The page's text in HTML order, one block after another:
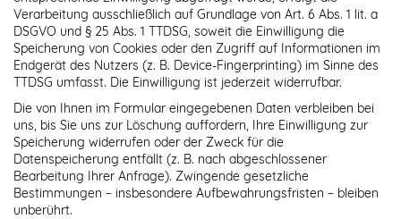
Verarbeitung ausschließlich auf Grundlage von Art. 6 Abs. 1 lit. a
DSGVO und § 25 Abs. 1 TTDSG, soweit die Einwilligung die
Speicherung von Cookies oder den Zugriff auf Informationen im
Endgerät des Nutzers (z. B. Device-Fingerprinting) im Sinne des
TTDSG umfasst. Die Einwilligung ist jederzeit widerrufbar.
Die von Ihnen im Formular eingegebenen Daten verbleiben bei
uns, bis Sie uns zur Löschung auffordern, Ihre Einwilligung zur
Speicherung widerrufen oder der Zweck für die
Datenspeicherung entfällt (z. B. nach abgeschlossener
Bearbeitung Ihrer Anfrage). Zwingende gesetzliche
Bestimmungen – insbesondere Aufbewahrungsfristen – bleiben
unberührt.